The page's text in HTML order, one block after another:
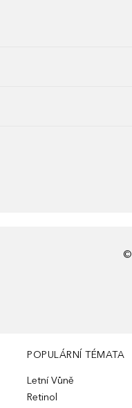
©
POPULÁRNÍ TÉMATA
Letní Vůně
Retinol